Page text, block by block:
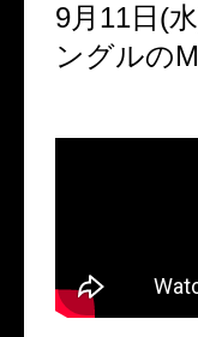
9月 11日(
ングルの